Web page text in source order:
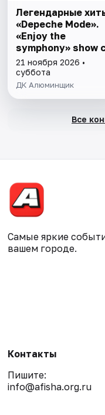
Легендарные
«Depeche Mode».
«Enjoy the
symphony» show
оркестром
21 ноября 2026 •
суббота
ДК Алюминщик
Все
Самые яркие
вашем городе.
Контакты
Пишите:
info@afisha.org.ru